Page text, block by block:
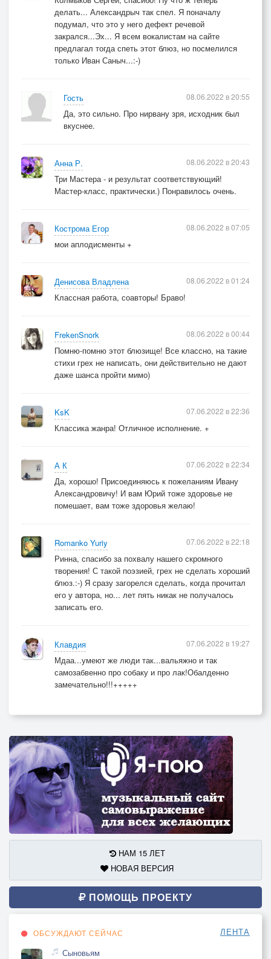
делать... Александрыч так спел. Я поначалу
подумал, что это у него дефект речевой
закрался...Эх... Я всем вокалистам на сайте
предлагал тогда спеть этот блюз, но посмелился
только Иван Саныч...:-)
Гость
Да, это сильно. Про нирвану зря, исходник был
вкуснее.
08.06.2022 в 20:55
Анна Р.
Три Мастера - и результат соответствующий!
Мастер-класс, практически.) Понравилось очень.
08.06.2022 в 20:43
Кострома Егор
мои аплодисменты +
08.06.2022 в 07:05
Денисова Владлена
Классная работа, соавторы! Браво!
08.06.2022 в 01:24
FrekenSnork
Помню-помню этот блюзище! Все классно, на такие
стихи грех не написать, они действительно не дают
даже шанса пройти мимо)
08.06.2022 в 00:44
KsK
Классика жанра! Отличное исполнение. +
07.06.2022 в 22:36
А К
Да, хорошо! Присоединяюсь к пожеланиям Ивану
Александровичу! И вам Юрий тоже здоровье не
помешает, вам тоже здоровья желаю!
07.06.2022 в 22:34
Romanko Yuriy
Ринна, спасибо за похвалу нашего скромного
творения! С такой поэзией, грех не сделать хороший
блюз.:-) Я сразу загорелся сделать, когда прочитал
его у автора, но... лет пять никак не получалось
записать его.
07.06.2022 в 22:18
Клавдия
Мдаа...умеют же люди так...вальяжно и так
самозабвенно про собаку и про лак!Обалденно
замечательно!!!+++++
07.06.2022 в 19:27
НАМ 15 ЛЕТ
НОВАЯ ВЕРСИЯ
ПОМОЩЬ ПРОЕКТУ
ОБСУЖДАЮТ СЕЙЧАС ЛЕНТА
Сыновьям